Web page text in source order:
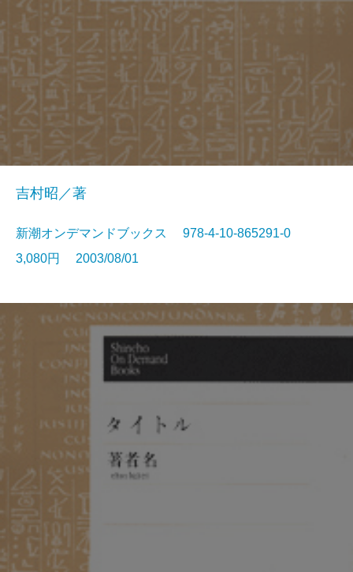
吉村昭／著
新潮オンデマンドブックス 978-4-10-865291-0
3,080円 2003/08/01